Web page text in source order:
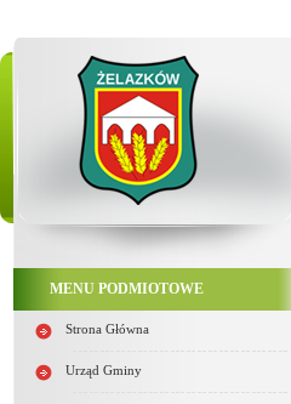
MENU PODMIOTOWE
Strona Główna
Urząd Gminy